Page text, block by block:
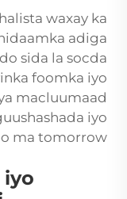
waxay ka
adiga
sida la socda
foomka iyo
macluumaad
iyo
ma tomorrow.
iyo